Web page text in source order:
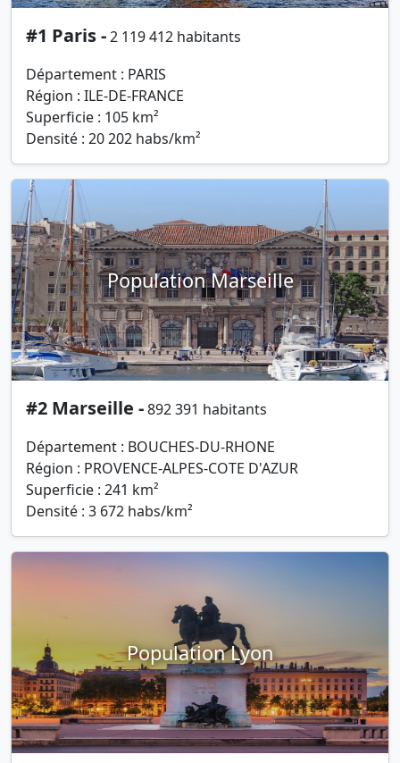
#1 Paris -2 119 412 habitants
Département : PARIS
Région : ILE-DE-FRANCE
Superficie : 105 km²
Densité : 20 202 habs/km²
Population Marseille
#2 Marseille -892 391 habitants
Département : BOUCHES-DU-RHONE
Région : PROVENCE-ALPES-COTE D'AZUR
Superficie : 241 km²
Densité : 3 672 habs/km²
Population Lyon